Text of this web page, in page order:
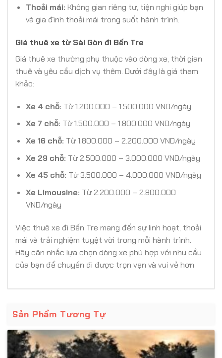
Thoải mái: Không gian riêng tư, tiện nghi giúp bạn
và gia đình thoải mái trong suốt hành trình.
Giá thuê xe từ Sài Gòn đi Bến Tre
Giá thuê xe thường phụ thuộc vào dòng xe, thời gian
thuê và yêu cầu dịch vụ thêm. Dưới đây là giá tham
khảo:
Xe 4 chỗ: Từ 1.200.000 – 1.500.000 VND/ngày
Xe 7 chỗ: Từ 1.500.000 – 1.800.000 VND/ngày
Xe 16 chỗ: Từ 1.800.000 – 2.200.000 VND/ngày
Xe 29 chỗ: Từ 2.500.000 – 3.000.000 VND/ngày
Xe 45 chỗ: Từ 3.500.000 – 4.000.000 VND/ngày
Xe Limousine: Từ 2.200.000 – 2.800.000
VND/ngày
Việc thuê xe đi Bến Tre mang đến sự linh hoạt, thoải
mái và trải nghiệm tuyệt vời trong mỗi hành trình.
Hãy cân nhắc lựa chọn dòng xe phù hợp với nhu cầu
của bạn để chuyến đi được trọn vẹn và vui vẻ hơn
Sản Phẩm Tương Tự